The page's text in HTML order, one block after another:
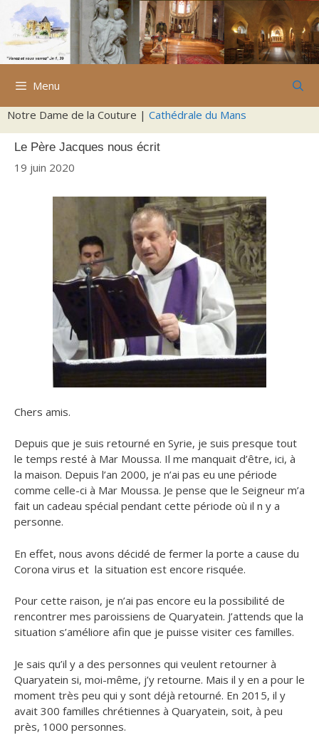
Aller
contenu
Menu
Notre Dame de la Couture | Cathédrale du Mans
Le Père Jacques nous écrit
19 juin 2020
Chers amis.
Depuis que je suis retourné en Syrie, je suis presque tout
le temps resté à Mar Moussa. Il me manquait d’être, ici, à
la maison. Depuis l’an 2000, je n’ai pas eu une période
comme celle-ci à Mar Moussa. Je pense que le Seigneur m’a
fait un cadeau spécial pendant cette période où il n y a
personne.
En effet, nous avons décidé de fermer la porte a cause du
Corona virus et la situation est encore risquée.
Pour cette raison, je n’ai pas encore eu la possibilité de
rencontrer mes paroissiens de Quaryatein. J’attends que la
situation s’améliore afin que je puisse visiter ces familles.
Je sais qu’il y a des personnes qui veulent retourner à
Quaryatein si, moi-même, j’y retourne. Mais il y en a pour le
moment très peu qui y sont déjà retourné. En 2015, il y
avait 300 familles chrétiennes à Quaryatein, soit, à peu
près, 1000 personnes.